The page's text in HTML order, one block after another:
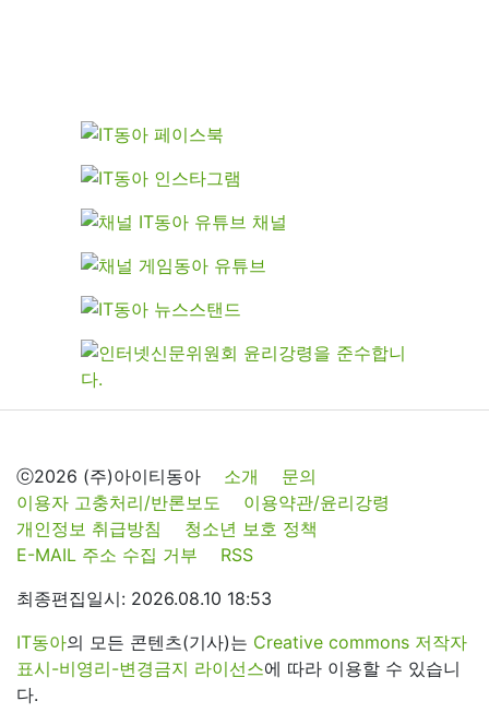
ⓒ2026 (주)아이티동아 소개
문의
이용자 고충처리/반론보도
이용약관/윤리강령
개인정보 취급방침
청소년 보호 정책
E-MAIL 주소 수집 거부
RSS
최종편집일시: 2026.08.10 18:53
IT동아의 모든 콘텐츠(기사)는 Creative commons 저작자
표시-비영리-변경금지 라이선스에 따라 이용할 수 있습니
다.